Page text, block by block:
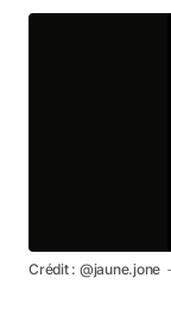
Crédit : @jaune.jone